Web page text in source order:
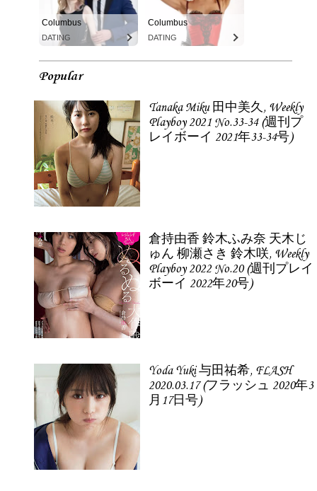
Columbus
DATING
Columbus
DATING
Popular
Tanaka Miku 田中美久, Weekly
Playboy 2021 No.33-34 (週刊プ
レイボーイ 2021年33-34号)
倉持由香 鈴木ふみ奈 天木じ
ゅん 柳瀬さき 鈴木咲, Weekly
Playboy 2022 No.20 (週刊プレイ
ボーイ 2022年20号)
Yoda Yuki 与田祐希, FLASH
2020.03.17 (フラッシュ 2020年3
月17日号)